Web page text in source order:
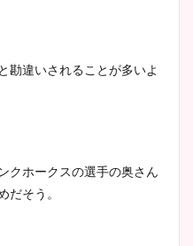
勘違いされることが多いよ
クホークスの選手の奥さん
だそう。